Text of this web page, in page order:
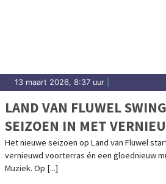
13 maart 2026, 8:37 uur
LAND VAN FLUWEL
SEIZOEN IN MET
VOORTERRAS EN LAND
Het nieuwe seizoen op Land van Fluwel
vernieuwd voorterras én een gloednieuw
Muziek. Op [...]